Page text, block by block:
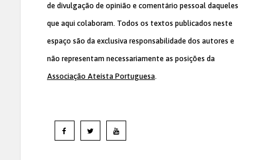
de divulgação de opinião e comentário pessoal daqueles
que aqui colaboram. Todos os textos publicados neste
espaço são da exclusiva responsabilidade dos autores e
não representam necessariamente as posições da
Associação Ateísta Portuguesa.